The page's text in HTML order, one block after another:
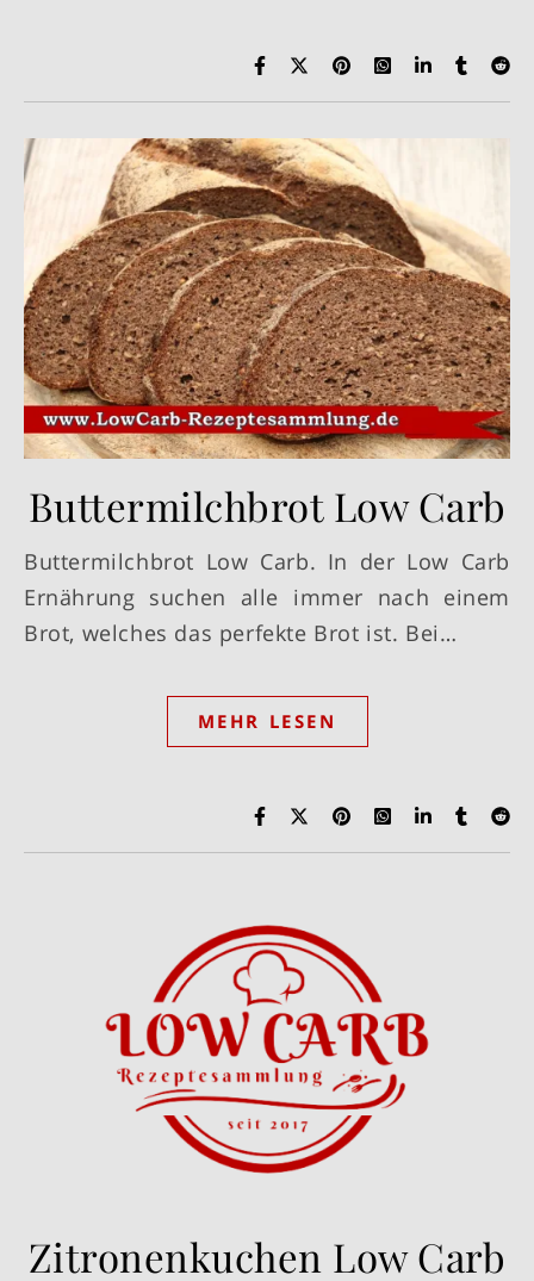
Buttermilchbrot Low Carb
Buttermilchbrot Low Carb. In der Low Carb
Ernährung suchen alle immer nach einem
Brot, welches das perfekte Brot ist. Bei…
MEHR LESEN
Zitronenkuchen Low Carb